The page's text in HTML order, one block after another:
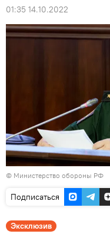
01:35 14.10.2022
© Министерство обороны РФ
Подписаться
Эксклюзив